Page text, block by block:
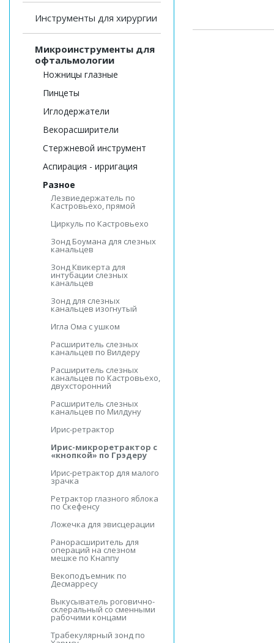
Инструменты для хирургии
Микроинструменты для
офтальмологии
Ножницы глазные
Пинцеты
Иглодержатели
Векорасширители
Стержневой инструмент
Аспирация - ирригация
Разное
Лезвиедержатель по
Кастровьехо, прямой
Циркуль по Кастровьехо
Зонд Боумана для слезных
канальцев
Зонд Квикерта для
интубации слезных
канальцев
Зонд для слезных
канальцев изогнутый
Игла Ома с ушком
Расширитель слезных
канальцев по Вилдеру
Расширитель слезных
канальцев по Кастровьехо,
двухсторонний
Расширитель слезных
канальцев по Милдуну
Ирис-ретрактор
Ирис-микроретрактор с
«кнопкой» по Грэдеру
Ирис-ретрактор для малого
зрачка
Ретрактор глазного яблока
по Скефенсу
Ложечка для эвисцерации
Ранорасширитель для
операций на слезном
мешке по Кнаппу
Векоподъемник по
Десмарресу
Выкусыватель роговично-
склеральный со сменными
рабочими концами
Трабекулярный зонд по